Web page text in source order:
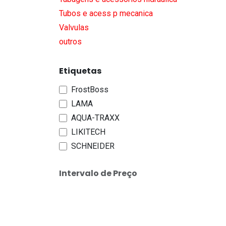
Tubos e acess p mecanica
Valvulas
outros
Etiquetas
FrostBoss
LAMA
AQUA-TRAXX
LIKITECH
SCHNEIDER
Intervalo de Preço